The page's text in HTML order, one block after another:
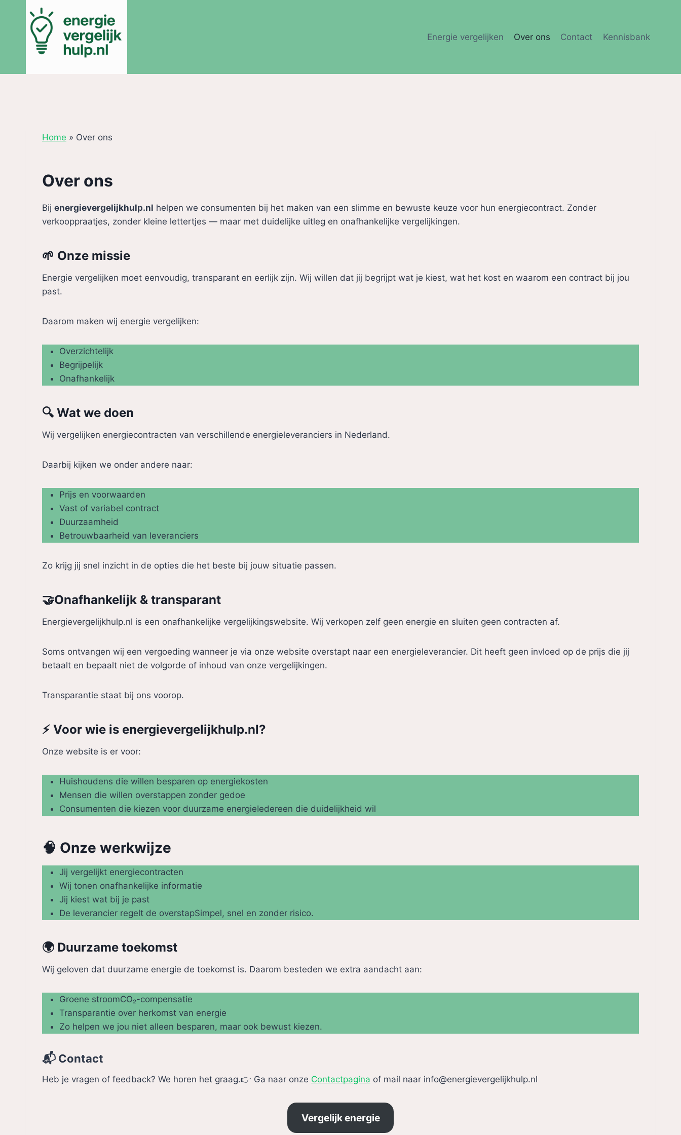
Energie vergelijken Over ons Contact Kennisbank
Home » Over ons
Over ons
Bij energievergelijkhulp.nl helpen we consumenten bij het maken van een slimme en bewuste keuze voor hun energiecontract. Zonder
verkooppraatjes, zonder kleine lettertjes — maar met duidelijke uitleg en onafhankelijke vergelijkingen.
🌱 Onze missie
Energie vergelijken moet eenvoudig, transparant en eerlijk zijn. Wij willen dat jij begrijpt wat je kiest, wat het kost en waarom een contract bij jou
past.
Daarom maken wij energie vergelijken:
Overzichtelijk
Begrijpelijk
Onafhankelijk
🔍 Wat we doen
Wij vergelijken energiecontracten van verschillende energieleveranciers in Nederland.
Daarbij kijken we onder andere naar:
Prijs en voorwaarden
Vast of variabel contract
Duurzaamheid
Betrouwbaarheid van leveranciers
Zo krijg jij snel inzicht in de opties die het beste bij jouw situatie passen.
🤝Onafhankelijk & transparant
Energievergelijkhulp.nl is een onafhankelijke vergelijkingswebsite. Wij verkopen zelf geen energie en sluiten geen contracten af.
Soms ontvangen wij een vergoeding wanneer je via onze website overstapt naar een energieleverancier. Dit heeft geen invloed op de prijs die jij
betaalt en bepaalt niet de volgorde of inhoud van onze vergelijkingen.
Transparantie staat bij ons voorop.
⚡ Voor wie is energievergelijkhulp.nl?
Onze website is er voor:
Huishoudens die willen besparen op energiekosten
Mensen die willen overstappen zonder gedoe
Consumenten die kiezen voor duurzame energieIedereen die duidelijkheid wil
🧠 Onze werkwijze
Jij vergelijkt energiecontracten
Wij tonen onafhankelijke informatie
Jij kiest wat bij je past
De leverancier regelt de overstapSimpel, snel en zonder risico.
🌍 Duurzame toekomst
Wij geloven dat duurzame energie de toekomst is. Daarom besteden we extra aandacht aan:
Groene stroomCO₂-compensatie
Transparantie over herkomst van energie
Zo helpen we jou niet alleen besparen, maar ook bewust kiezen.
📬 Contact
Heb je vragen of feedback? We horen het graag.👉 Ga naar onze Contactpagina of mail naar info@energievergelijkhulp.nl
Vergelijk energie